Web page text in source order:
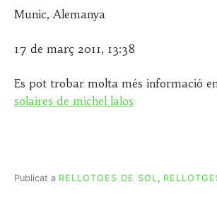
Munic, Alemanya
17 de març 2011, 13:38
Es pot trobar molta més informació en
solaires de michel lalos
Publicat a RELLOTGES DE SOL,